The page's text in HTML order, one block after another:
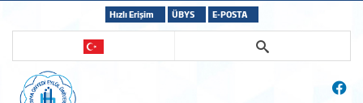
Hızlı Erişim ÜBYS E-POSTA